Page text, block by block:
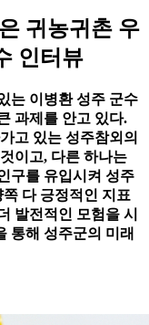
귀농귀촌 우
인터뷰
는 이병환 성주 군수
과제를 안고 있다.
고 있는 성주참외의
이고, 다른 하나는
구를 유입시켜 성주
다 긍정적인 지표
발전적인 모험을 시
통해 성주군의 미래